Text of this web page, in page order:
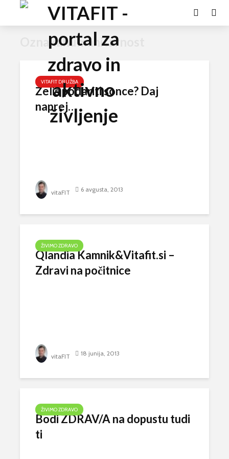
Oznakahumanitarnost
VITAFIT DRUŽBA
Želiš podariti sonce? Daj
naprej…
vitaFIT 6 avgusta, 2013
ŽIVIMO ZDRAVO
Qlandia Kamnik&Vitafit.si –
Zdravi na počitnice
vitaFIT 18 junija, 2013
ŽIVIMO ZDRAVO
Bodi ZDRAV/A na dopustu tudi
ti